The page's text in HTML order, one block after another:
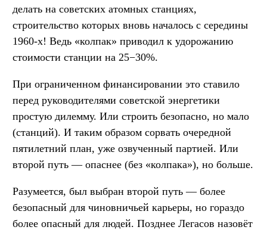
делать на советских атомных станциях,
строительство которых вновь началось с середины
1960-х! Ведь «колпак» приводил к удорожанию
стоимости станции на 25−30%.
При ограниченном финансировании это ставило
перед руководителями советской энергетики
простую дилемму. Или строить безопасно, но мало
(станций). И таким образом сорвать очередной
пятилетний план, уже озвученный партией. Или
второй путь — опаснее (без «колпака»), но больше.
Разумеется, был выбран второй путь — более
безопасный для чиновничьей карьеры, но гораздо
более опасный для людей. Позднее Легасов назовёт